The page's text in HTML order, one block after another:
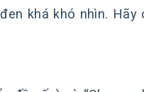
khá khó nhìn. Hãy